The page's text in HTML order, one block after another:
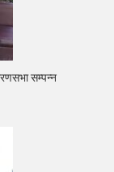
सम्पन्न